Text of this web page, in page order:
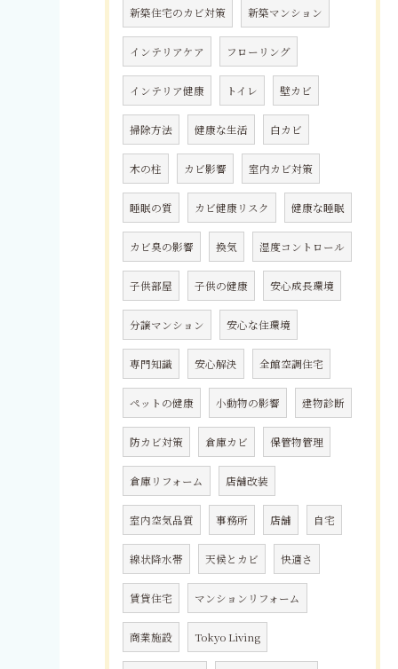
新築住宅のカビ対策 新築マンション
インテリアケア フローリング
インテリア健康 トイレ 壁カビ
掃除方法 健康な生活 白カビ
木の柱 カビ影響 室内カビ対策
睡眠の質 カビ健康リスク 健康な睡眠
カビ臭の影響 換気 湿度コントロール
子供部屋 子供の健康 安心成長環境
分譲マンション 安心な住環境
専門知識 安心解決 全館空調住宅
ペットの健康 小動物の影響 建物診断
防カビ対策 倉庫カビ 保管物管理
倉庫リフォーム 店舗改装
室内空気品質 事務所 店舗 自宅
線状降水帯 天候とカビ 快適さ
賃貸住宅 マンションリフォーム
商業施設 Tokyo Living